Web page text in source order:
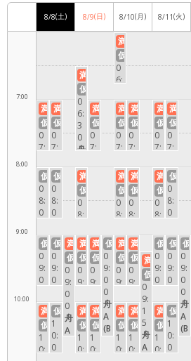
8/8(土) 8/9(日) 8/10(月) 8/11(火)
6:00
7:00
8:00
9:00
10:00
満
仮
0
7:
0
舟
C
(B
o
C)
周
遊
仮
0
8:
0
舟
C
(B
o
at
周
遊
仮
0
9:
0
舟
B
(B
o
at
満
仮
1
0:
満
仮
0
7:
0
舟
B
(B
o
B)
周
遊
仮
0
8:
0
舟
B
(B
o
at
周
遊
仮
0
9:
0
舟
C
(B
o
at
仮
1
0:
0
満
仮
0
9:
0
0
舟
A
満
仮
0
6:
3
0
舟
(B
o
at
B)
周
遊
満
仮
0
8:
0
舟
C
(B
o
C)
周
遊
満
仮
0
9:
0
舟
B
(B
o
満
仮
1
0:
満
仮
0
7:
C)
周
遊
満
仮
0
9:
0
舟
C
(B
o
満
仮
1
0:
仮
0
9:
0
0
舟
A
(B
満
仮
0
6:
0
舟
B
(B
o
B)
周
遊
満
仮
0
7:
0
舟
C
(B
o
C)
周
遊
満
仮
0
8:
0
舟
C
(B
o
C)
周
遊
満
仮
0
9:
0
舟
B
(B
o
満
仮
1
0:
満
仮
0
7:
0
舟
B
(B
o
B)
周
遊
満
仮
0
8:
0
舟
B
(B
o
B)
周
遊
満
仮
0
9:
0
舟
C
(B
o
満
仮
1
0:
満
仮
0
9:
1
5
舟
A
満
仮
0
7:
0
舟
C
(B
o
C)
周
遊
満
仮
0
8:
0
舟
C
(B
o
C)
周
遊
仮
0
9:
0
舟
B
(B
o
at
満
仮
1
0:
満
仮
0
7:
0
舟
B
(B
o
B)
周
遊
仮
0
8:
0
舟
B
(B
o
at
周
遊
仮
0
9:
0
舟
C
(B
o
at
仮
1
0:
0
仮
0
9:
0
0
舟
A
(B